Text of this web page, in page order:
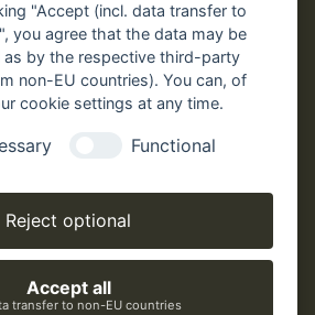
März – 31. März und
– 08. November 2026:
10.00 – 16.00 Uhr
– 04. Oktober 2026:
09.00 – 18.00 Uhr
Impressum
Datenschutz
"Accept (incl. data transfer to
you agree that the data may be
as by the respective third-party
non-EU countries). You can, of
cookie settings at any time.
Functional
Reject optional
Accept all
transfer to non-EU countries